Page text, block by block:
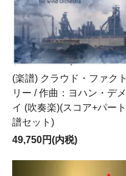
(楽譜) クラウド・ファクト
リー / 作曲：ヨハン・デメ
イ (吹奏楽)(スコア+パート
譜セット)
49,750円(内税)